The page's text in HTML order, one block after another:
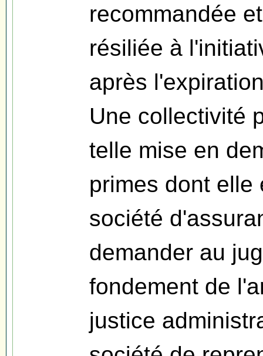
recommandée
résiliée à
après
Une collectivité
telle mise en
primes dont elle
société
demander au
fondement de
justice